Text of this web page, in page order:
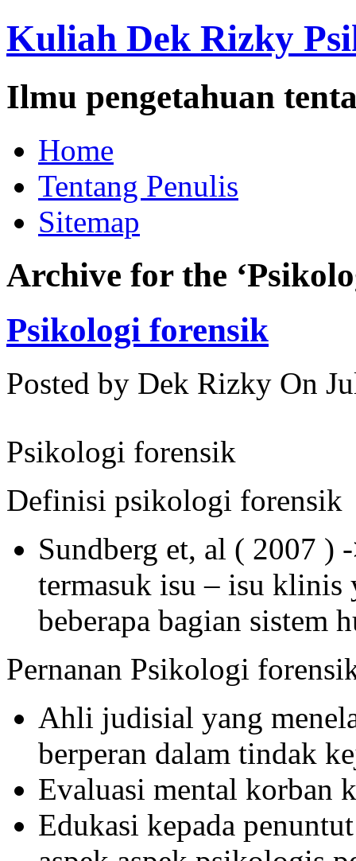
Kuliah Dek Rizky
Ilmu pengetahuan
Home
Tentang Penulis
Sitemap
Archive for the
Psikologi forensik
Posted by Dek Rizky On
Psikologi forensik
Definisi psikologi forensik
Sundberg et, al ( 2007
termasuk isu – isu klinis
beberapa bagian sistem
Pernanan Psikologi
Ahli judisial yang
berperan dalam tindak
Evaluasi mental korban
Edukasi kepada